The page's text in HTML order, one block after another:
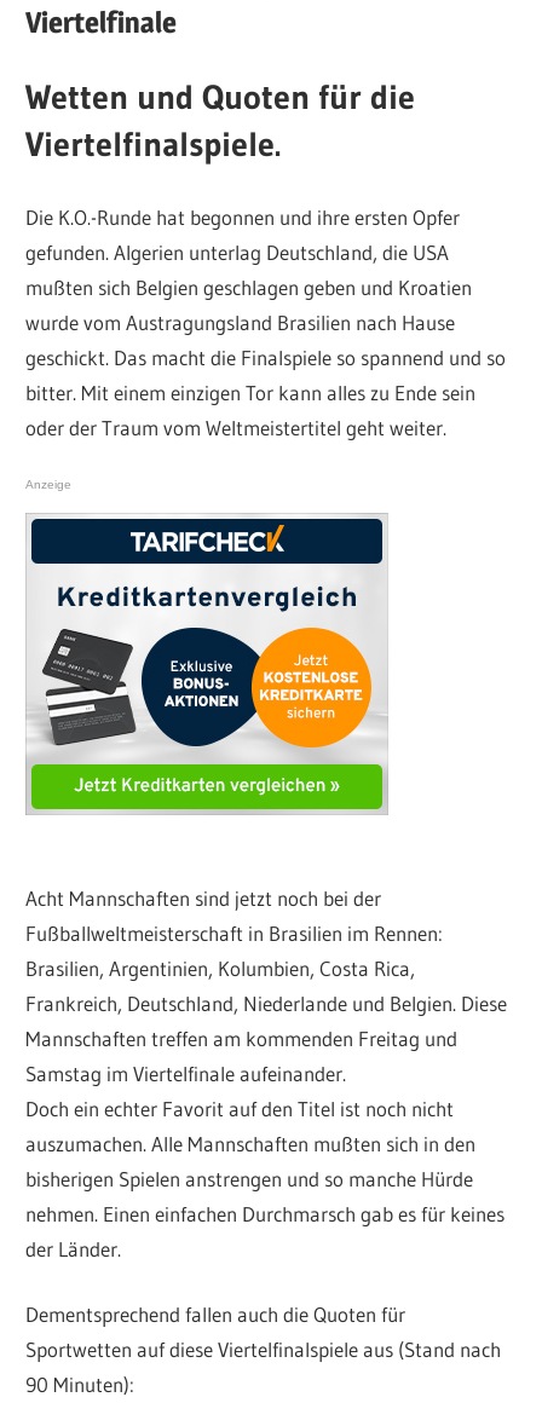
Viertelfinale
Wetten und Quoten für die
Viertelfinalspiele.
Die K.O.-Runde hat begonnen und ihre ersten Opfer
gefunden. Algerien unterlag Deutschland, die USA
mußten sich Belgien geschlagen geben und Kroatien
wurde vom Austragungsland Brasilien nach Hause
geschickt. Das macht die Finalspiele so spannend und so
bitter. Mit einem einzigen Tor kann alles zu Ende sein
oder der Traum vom Weltmeistertitel geht weiter.
Anzeige
Acht Mannschaften sind jetzt noch bei der
Fußballweltmeisterschaft in Brasilien im Rennen:
Brasilien, Argentinien, Kolumbien, Costa Rica,
Frankreich, Deutschland, Niederlande und Belgien. Diese
Mannschaften treffen am kommenden Freitag und
Samstag im Viertelfinale aufeinander.
Doch ein echter Favorit auf den Titel ist noch nicht
auszumachen. Alle Mannschaften mußten sich in den
bisherigen Spielen anstrengen und so manche Hürde
nehmen. Einen einfachen Durchmarsch gab es für keines
der Länder.
Dementsprechend fallen auch die Quoten für
Sportwetten auf diese Viertelfinalspiele aus (Stand nach
90 Minuten):